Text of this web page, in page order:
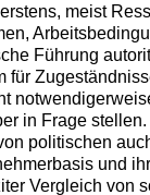
meist
Führung
für
in Frage
politischen
und
Vergleich von